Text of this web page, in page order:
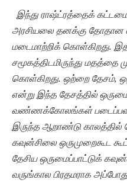
இந்து ராஷ்ட்ரத்தைக்
அரசியலை தனக்கு தோதான
மடைமாற்றிக் கொள்கிறது.
சமூகத்திடமிருந்து மதத்தை
கொள்கிறது. ஒற்றை தேசம்,
என்று இந்த தேசத்தில்
வண்ணக்கோலங்கள்
இருந்த ஆறாண்டு காலத்தில்
கவுன்சிலை ஒருமுறைகூட
தேசிய ஒருமைப்பாட்டுக்
வருங்கால பிரதமராக